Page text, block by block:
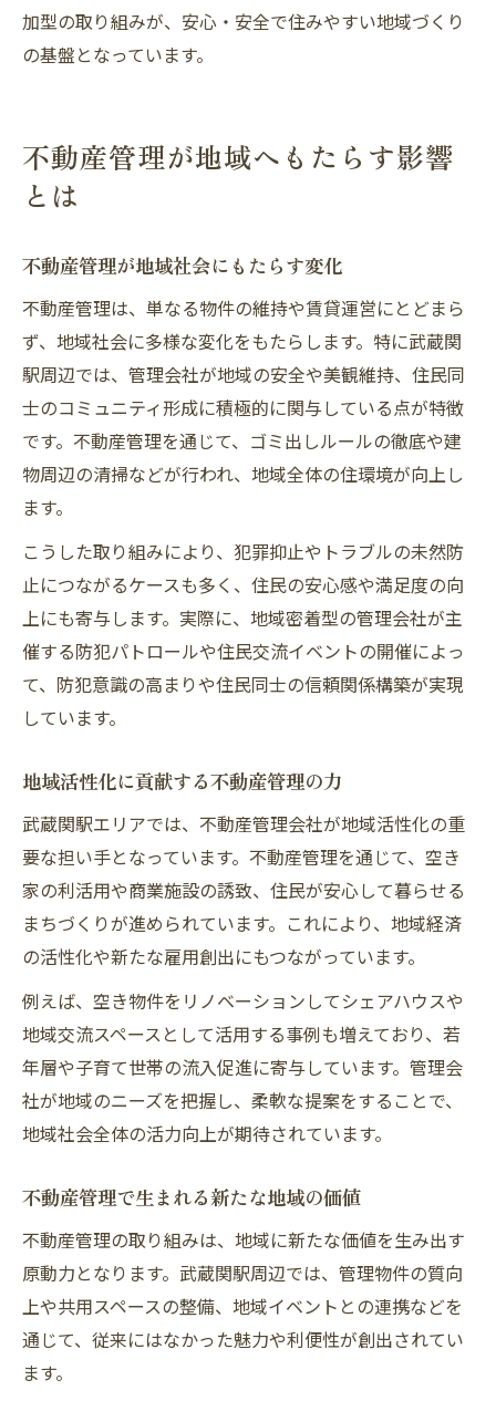
加型の取り組みが、安心・安全で住みやすい地域づくり
の基盤となっています。
不動産管理が地域へもたらす影響
とは
不動産管理が地域社会にもたらす変化
不動産管理は、単なる物件の維持や賃貸運営にとどまら
ず、地域社会に多様な変化をもたらします。特に武蔵関
駅周辺では、管理会社が地域の安全や美観維持、住民同
士のコミュニティ形成に積極的に関与している点が特徴
です。不動産管理を通じて、ゴミ出しルールの徹底や建
物周辺の清掃などが行われ、地域全体の住環境が向上し
ます。
こうした取り組みにより、犯罪抑止やトラブルの未然防
止につながるケースも多く、住民の安心感や満足度の向
上にも寄与します。実際に、地域密着型の管理会社が主
催する防犯パトロールや住民交流イベントの開催によっ
て、防犯意識の高まりや住民同士の信頼関係構築が実現
しています。
地域活性化に貢献する不動産管理の力
武蔵関駅エリアでは、不動産管理会社が地域活性化の重
要な担い手となっています。不動産管理を通じて、空き
家の利活用や商業施設の誘致、住民が安心して暮らせる
まちづくりが進められています。これにより、地域経済
の活性化や新たな雇用創出にもつながっています。
例えば、空き物件をリノベーションしてシェアハウスや
地域交流スペースとして活用する事例も増えており、若
年層や子育て世帯の流入促進に寄与しています。管理会
社が地域のニーズを把握し、柔軟な提案をすることで、
地域社会全体の活力向上が期待されています。
不動産管理で生まれる新たな地域の価値
不動産管理の取り組みは、地域に新たな価値を生み出す
原動力となります。武蔵関駅周辺では、管理物件の質向
上や共用スペースの整備、地域イベントとの連携などを
通じて、従来にはなかった魅力や利便性が創出されてい
ます。